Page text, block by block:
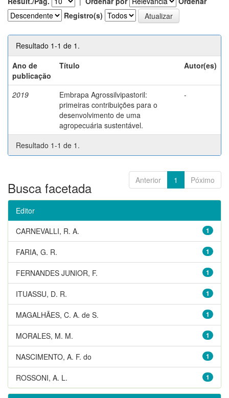
Registro(s)
Resultado 1-1 de 1.
Ano de
publicação
Título Autor(es)
2019
Embrapa Agrossilvipastoril:
primeiras contribuições para o
desenvolvimento de uma
agropecuária sustentável.
-
Resultado 1-1 de 1.
Anterior 1 Póximo
Busca facetada
Editor
1
CARNEVALLI, R. A.
1
FARIA, G. R.
1
FERNANDES JUNIOR, F.
1
ITUASSU, D. R.
1
MAGALHÃES, C. A. de S.
1
MORALES, M. M.
1
NASCIMENTO, A. F. do
1
ROSSONI, A. L.